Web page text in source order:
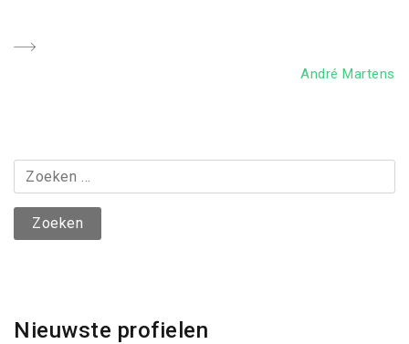
Next
André Martens
Zoeken
naar:
Nieuwste profielen